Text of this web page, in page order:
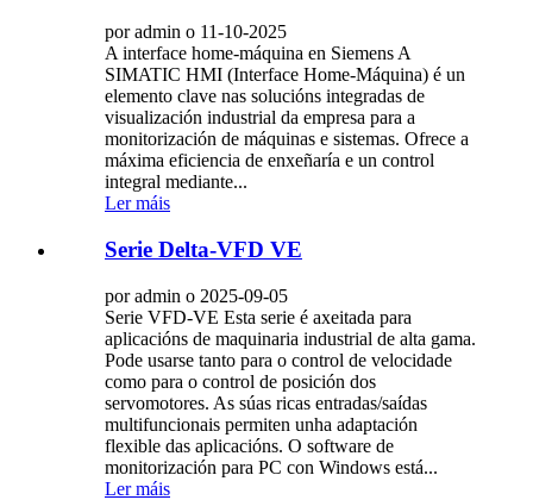
por admin o 11-10-2025
A interface home-máquina en Siemens A
SIMATIC HMI (Interface Home-Máquina) é un
elemento clave nas solucións integradas de
visualización industrial da empresa para a
monitorización de máquinas e sistemas. Ofrece a
máxima eficiencia de enxeñaría e un control
integral mediante...
Ler máis
Serie Delta-VFD VE
por admin o 2025-09-05
Serie VFD-VE Esta serie é axeitada para
aplicacións de maquinaria industrial de alta gama.
Pode usarse tanto para o control de velocidade
como para o control de posición dos
servomotores. As súas ricas entradas/saídas
multifuncionais permiten unha adaptación
flexible das aplicacións. O software de
monitorización para PC con Windows está...
Ler máis